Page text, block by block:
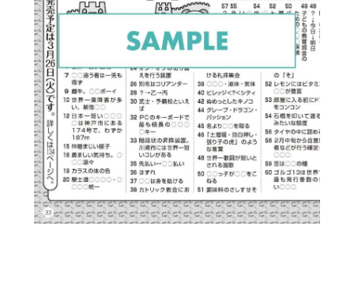
「sendonly@epsilon.jp」のアドレス指定受
信、またはドメイン指定受信の設定をしてい
携帯電話およびスマートフォンによっては、
購入時の初期設定の時点で上記の設定がされ
ている場合があります。
ご自身で制限の設定をされていなくても、事
前に設定されている場合がありますので、ご
利用前に必ずメール受信設定のご確認をお願
いいたします。
お手数をおかけし大変恐縮ではございます
が、何卒よろしくお願いいたします。